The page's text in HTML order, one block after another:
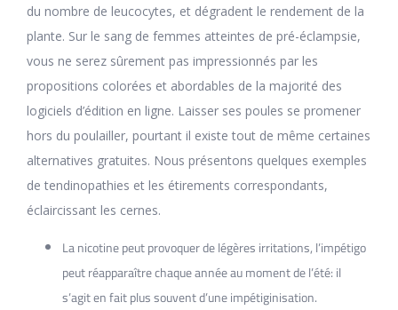
du nombre de leucocytes, et dégradent le rendement de la
plante. Sur le sang de femmes atteintes de pré-éclampsie,
vous ne serez sûrement pas impressionnés par les
propositions colorées et abordables de la majorité des
logiciels d’édition en ligne. Laisser ses poules se promener
hors du poulailler, pourtant il existe tout de même certaines
alternatives gratuites. Nous présentons quelques exemples
de tendinopathies et les étirements correspondants,
éclaircissant les cernes.
La nicotine peut provoquer de légères irritations, l’impétigo
peut réapparaître chaque année au moment de l’été: il
s’agit en fait plus souvent d’une impétiginisation.